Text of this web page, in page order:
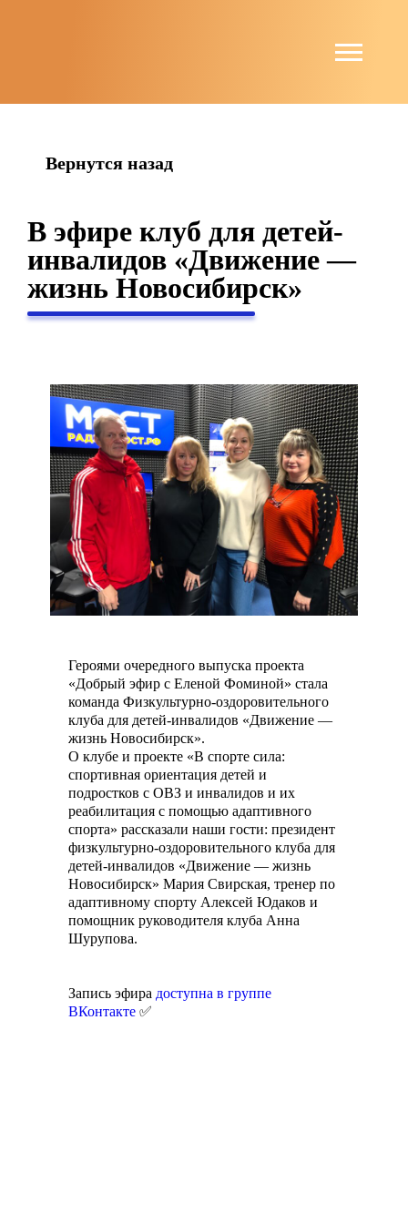
Вернутся назад
В эфире клуб для детей-
инвалидов «Движение —
жизнь Новосибирск»
Героями очередного выпуска проекта
«Добрый эфир с Еленой Фоминой» стала
команда Физкультурно-оздоровительного
клуба для детей-инвалидов «Движение —
жизнь Новосибирск».
О клубе и проекте «В спорте сила:
спортивная ориентация детей и
подростков с ОВЗ и инвалидов и их
реабилитация с помощью адаптивного
спорта» рассказали наши гости: президент
физкультурно-оздоровительного клуба для
детей-инвалидов «Движение — жизнь
Новосибирск» Мария Свирская, тренер по
адаптивному спорту Алексей Юдаков и
помощник руководителя клуба Анна
Шурупова.
Запись эфира доступна в группе
ВКонтакте ✅